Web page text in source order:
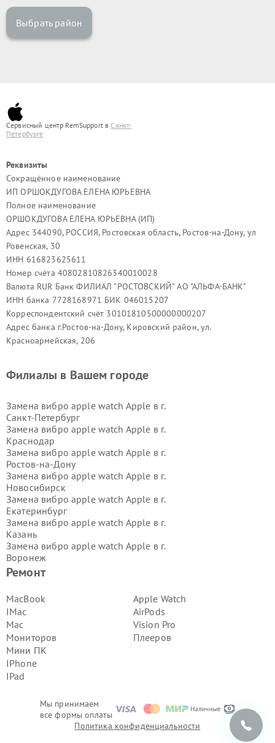
Выбрать район
Сервисный центр RemSupport вСанкт-
Петербурге
Реквизиты
Сокращённое наименование
ИП ОРШОКДУГОВА ЕЛЕНА ЮРЬЕВНА
Полное наименование
ОРШОКДУГОВА ЕЛЕНА ЮРЬЕВНА (ИП)
Адрес 344090, РОССИЯ, Ростовская область, Ростов-на-Дону, ул
Ровенская, 30
ИНН 616823625611
Номер счёта 40802810826340010028
Валюта RUR Банк ФИЛИАЛ "РОСТОВСКИЙ" АО "АЛЬФА-БАНК"
ИНН банка 7728168971 БИК 046015207
Корреспондентский счёт 30101810500000000207
Адрес банка г.Ростов-на-Дону, Кировский район, ул.
Красноармейская, 206
Мы принимаем
все формы оплаты
Ремонт
MacBook
IMac
Mac
Мониторов
Мини ПК
IPhone
IPad
Apple Watch
AirPods
Vision Pro
Плееров
Филиалы в Вашем городе
Замена вибро apple watch Apple в г.
Санкт-Петербург
Замена вибро apple watch Apple в г.
Краснодар
Замена вибро apple watch Apple в г.
Ростов-на-Дону
Замена вибро apple watch Apple в г.
Новосибирск
Замена вибро apple watch Apple в г.
Екатеринбург
Замена вибро apple watch Apple в г.
Казань
Замена вибро apple watch Apple в г.
Воронеж
Замена вибро apple watch Apple в г.
Замена вибро apple watch Apple в г.
Самара
Замена вибро apple watch Apple в г.
Пермь
Замена вибро apple watch Apple в г.
Красноярск
Замена вибро apple watch Apple в г.
Ижевск
Челябинск
Замена вибро apple watch Apple в г.
Замена вибро apple watch Apple в г.
Политика конфиденциальности